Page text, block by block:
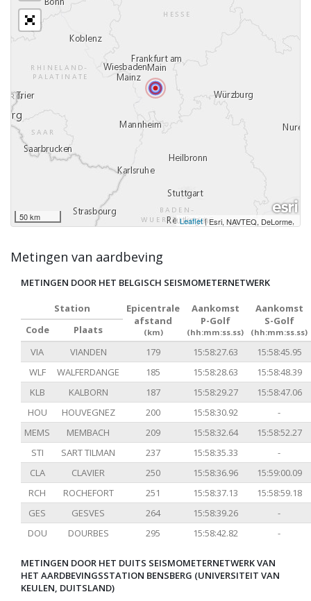
50 km Leaflet|Esri, NAVTEQ, DeLorme,
Metingen van aardbeving
METINGEN DOOR HET BELGISCH SEISMOMETERNETWERK
Station
Epicentrale
afstand
(km)
Aankomst
P-Golf
(hh:mm:ss.ss)
Aankomst
S-Golf
(hh:mm:ss.ss)
Code
Plaats
VIA
VIANDEN 179 15:58:27.63
15:58:45.95
WLF
WALFERDANGE 185 15:58:28.63
15:58:48.39
KLB
KALBORN 187 15:58:29.27
15:58:47.06
HOU
HOUVEGNEZ 200 15:58:30.92
-
MEMS
MEMBACH 209 15:58:32.64
15:58:52.27
STI
SART TILMAN 237 15:58:35.33
-
CLA
CLAVIER 250 15:58:36.96
15:59:00.09
RCH
ROCHEFORT 251 15:58:37.13
15:58:59.18
GES
GESVES 264 15:58:39.26
-
DOU
DOURBES 295 15:58:42.82 -
METINGEN DOOR HET DUITS SEISMOMETERNETWERK VAN
HET AARDBEVINGSSTATION BENSBERG (UNIVERSITEIT VAN
KEULEN, DUITSLAND)